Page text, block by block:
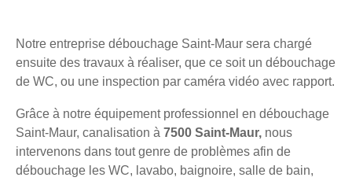
Notre entreprise débouchage Saint-Maur sera chargé
ensuite des travaux à réaliser, que ce soit un débouchage
de WC, ou une inspection par caméra vidéo avec rapport.
Grâce à notre équipement professionnel en débouchage
Saint-Maur, canalisation à 7500 Saint-Maur, nous
intervenons dans tout genre de problèmes afin de
débouchage les WC, lavabo, baignoire, salle de bain,